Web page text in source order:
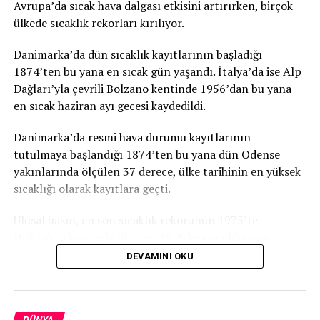
KAÇIRMAYIN
ABD’nin Çin’le rekabetine katkı sağlayacak tasarı
Avrupa’da sıcak hava dalgası etkisini artırırken, birçok
ülkede sıcaklık rekorları kırılıyor.
Danimarka’da dün sıcaklık kayıtlarının başladığı
1874’ten bu yana en sıcak gün yaşandı. İtalya’da ise Alp
Dağları’yla çevrili Bolzano kentinde 1956’dan bu yana
en sıcak haziran ayı gecesi kaydedildi.
Danimarka’da resmi hava durumu kayıtlarının
tutulmaya başlandığı 1874’ten bu yana dün Odense
yakınlarında ölçülen 37 derece, ülke tarihinin en yüksek
sıcaklığı olarak kayıtlara geçti.
haziran ayı için ise en son 1947’de 35,5 dereceyle rekor
kırıldığını anımsattı.
DEVAMINI OKU